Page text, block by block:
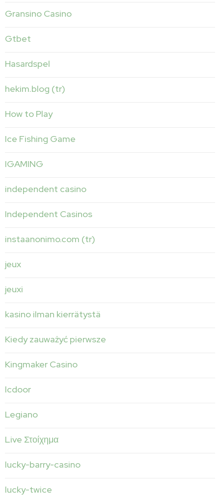
Gransino Casino
Gtbet
Hasardspel
hekim.blog (tr)
How to Play
Ice Fishing Game
IGAMING
independent casino
Independent Casinos
instaanonimo.com (tr)
jeux
jeuxi
kasino ilman kierrätystä
Kiedy zauważyć pierwsze
Kingmaker Casino
lcdoor
Legiano
Live Στοίχημα
lucky-barry-casino
lucky-twice